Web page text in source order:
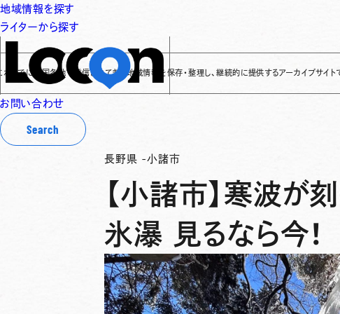
地域情報を探す
ライターから探す
お問い合わせ
Search
各地で発信されてきた地域情報を保存・整理し、継続的に提供するアーカイブサイトです✌ 「
長野県 -小諸市
【小諸市】寒波が
氷瀑 見るなら今！